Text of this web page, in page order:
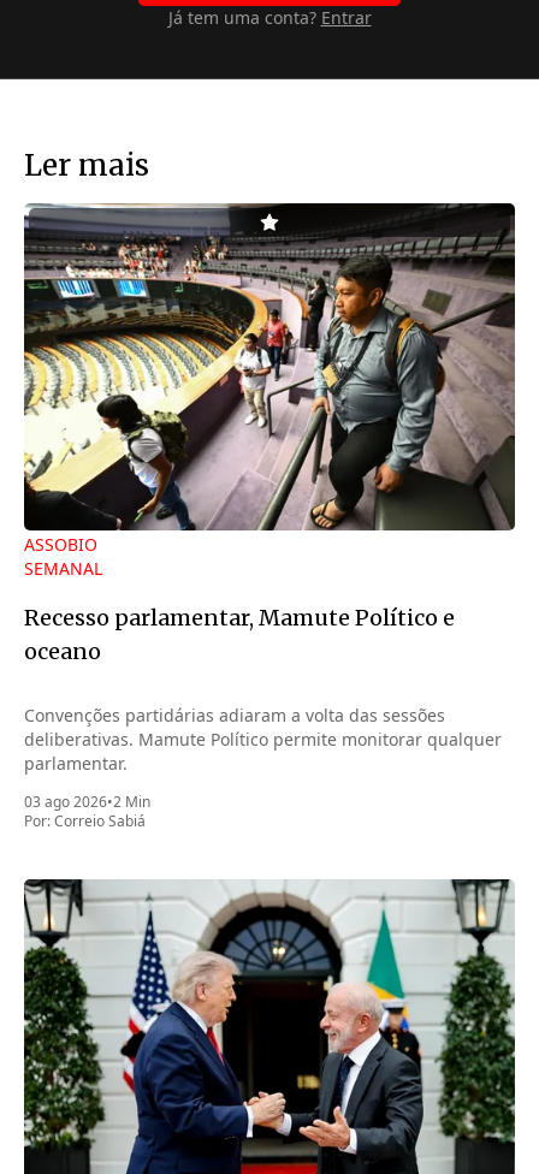
Já tem uma conta? Entrar
Ler mais
ASSOBIO
SEMANAL
Recesso parlamentar, Mamute Político e
oceano
Convenções partidárias adiaram a volta das sessões
deliberativas. Mamute Político permite monitorar qualquer
parlamentar.
03 ago 2026•2 Min
Por:Correio Sabiá